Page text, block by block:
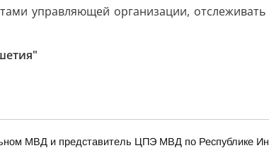
управляющей организации,
МВД и представитель ЦПЭ МВД по Республике